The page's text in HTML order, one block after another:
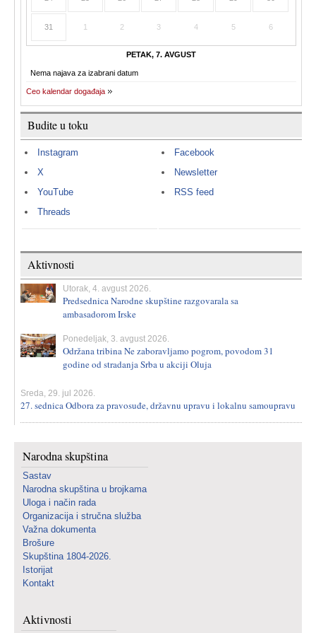
31 1 2 3 4 5 6
PETAK, 7. AVGUST
Nema najava za izabrani datum
Ceo kalendar događaja
Budite u toku
Instagram
X
YouTube
Threads
Facebook
Newsletter
RSS feed
Aktivnosti
Utorak, 4. avgust 2026.
Predsednica Narodne skupštine razgovarala sa
ambasadorom Irske
Ponedeljak, 3. avgust 2026.
Održana tribina Ne zaboravljamo pogrom, povodom 31
godine od stradanja Srba u akciji Oluja
Sreda, 29. jul 2026.
27. sednica Odbora za pravosuđe, državnu upravu i lokalnu samoupravu
Narodna skupština
Sastav
Narodna skupština u brojkama
Uloga i način rada
Organizacija i stručna služba
Važna dokumenta
Brošure
Skupština 1804-2026.
Istorijat
Kontakt
Aktivnosti